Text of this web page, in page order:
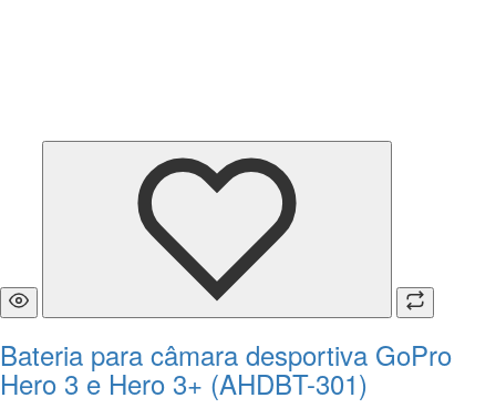
Bateria para câmara desportiva GoPro
Hero 3 e Hero 3+ (AHDBT-301)